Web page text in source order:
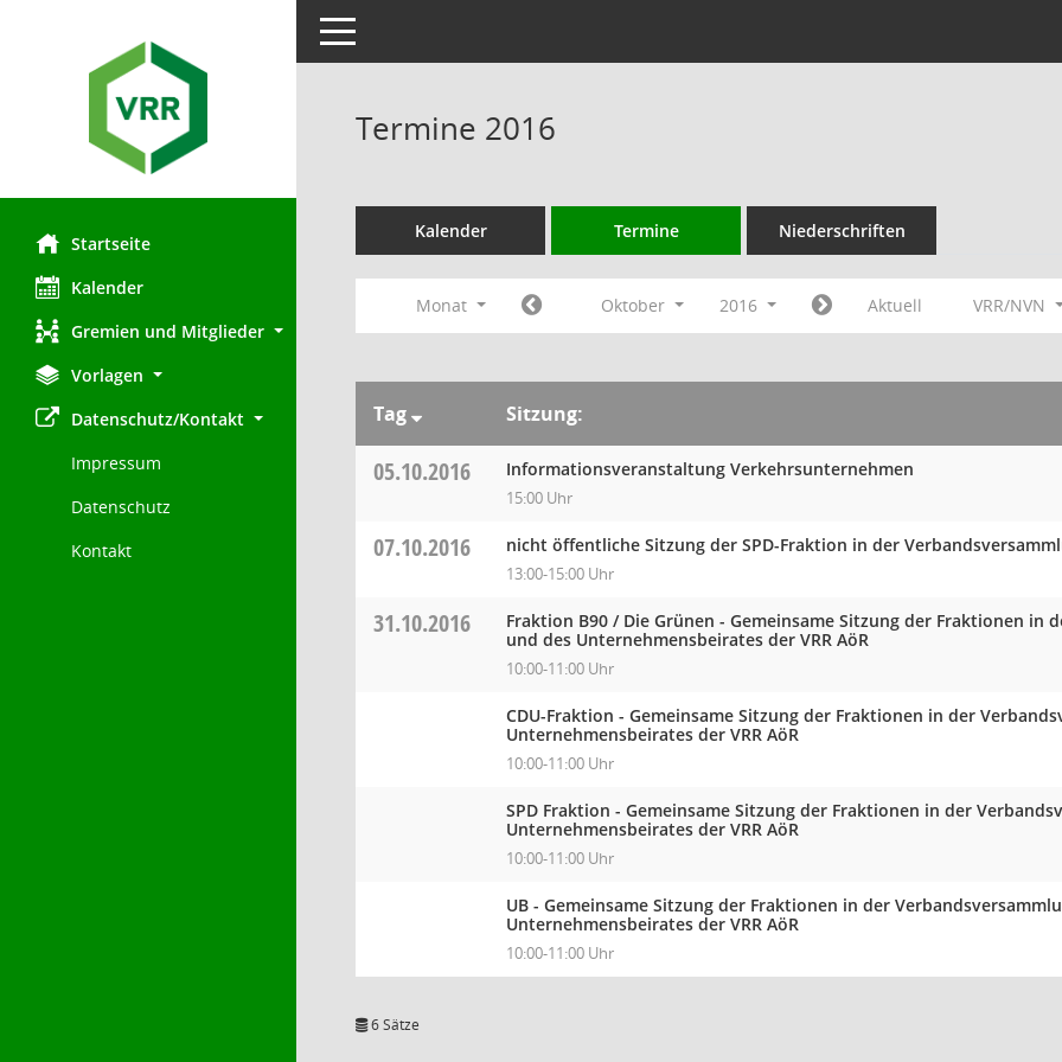
Startseite
Kalender
Gremien und Mitglieder
Vorlagen
Datenschutz/Kontakt
Impressum
Datenschutz
Kontakt
Toggle navigation
Termine 2016
Kalender Termine Niederschriften
Monat Oktober 2016 Aktuell VRR/NVN
Tag Sitzung:
05.10.2016 Informationsveranstaltung Verkehrsunternehmen
15:00 Uhr
07.10.2016 nicht öffentliche Sitzung der SPD-Fraktion in der
13:00-15:00 Uhr
31.10.2016
Fraktion B90 / Die Grünen - Gemeinsame Sitzung der Fraktionen in
und des Unternehmensbeirates der VRR AöR
10:00-11:00 Uhr
CDU-Fraktion - Gemeinsame Sitzung der Fraktionen in der
Unternehmensbeirates der VRR AöR
10:00-11:00 Uhr
SPD Fraktion - Gemeinsame Sitzung der Fraktionen in der
Unternehmensbeirates der VRR AöR
10:00-11:00 Uhr
UB - Gemeinsame Sitzung der Fraktionen in der
Unternehmensbeirates der VRR AöR
10:00-11:00 Uhr
6 Sätze